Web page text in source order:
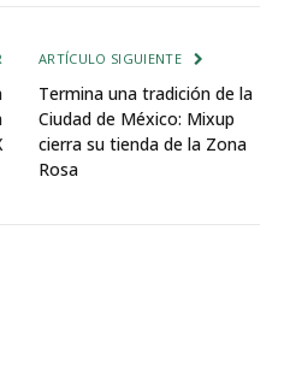
ARTÍCULO SIGUIENTE
Termina una tradición de la
Ciudad de México: Mixup
cierra su tienda de la Zona
Rosa